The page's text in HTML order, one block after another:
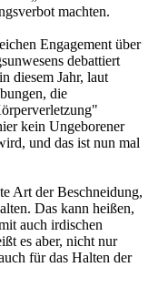
machten.
Engagement über
debattiert
diesem Jahr, laut
die
kein Ungeborener
und das ist nun mal
Art der Beschneidung,
Das kann heißen,
auch irdischen
es aber, nicht nur
für das Halten der